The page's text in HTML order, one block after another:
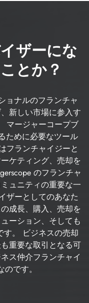
ザーにな
とか？
ョナルのフランチャ
新しい市場に参入す
マージャーコープブ
ために必要なツール
フランチャイジーと
ケティング、売却を
のフランチャ
ュニティの重要な一
ザーとしてのあなた
成長、購入、売却を
ーション、そしても
す。 ビジネスの売却
重要な取引となる可
ス仲介フランチャイ
です。